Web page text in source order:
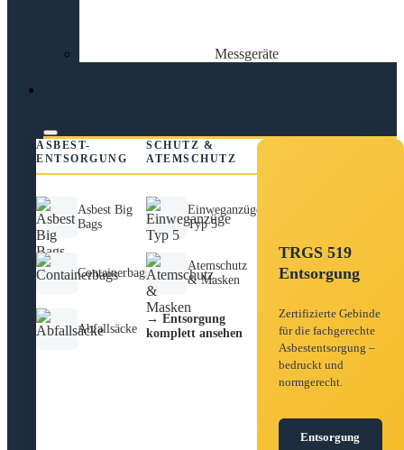
Messgeräte
ASBEST-
ENTSORGUNG
Asbest Big
Bags
Containerbags
Abfallsäcke
SCHUTZ &
ATEMSCHUTZ
Einweganzüge
Typ 5
Atemschutz
& Masken
→ Entsorgung
komplett ansehen
TRGS 519
Entsorgung
Zertifizierte Gebinde
für die fachgerechte
Asbestentsorgung –
bedruckt und
normgerecht.
Entsorgung